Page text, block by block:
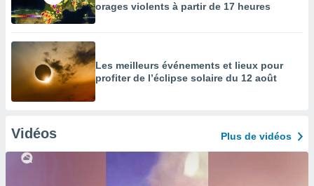
orages violents à partir de 17 heures
Les meilleurs événements et lieux pour
profiter de l’éclipse solaire du 12 août
Vidéos Plus de vidéos